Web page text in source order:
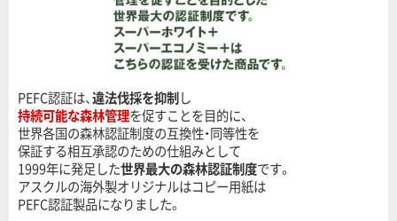
PEFC認証は、違法伐採を抑制し
持続可能な森林管理を促すことを目的に、
世界各国の森林認証制度の互換性・同等性を
保証する相互承認のための仕組みとして
1999年に発足した世界最大の森林認証制度です。
アスクルの海外製オリジナルはコピー用紙は
PEFC認証製品になりました。